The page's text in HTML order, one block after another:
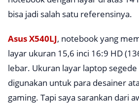
bisa jadi salah satu referensinya.
Asus X540LJ, notebook yang
layar ukuran 15,6 inci 16:9 HD
lebar. Ukuran layar laptop
digunakan untuk para desainer
gaming. Tapi saya sarankan dari